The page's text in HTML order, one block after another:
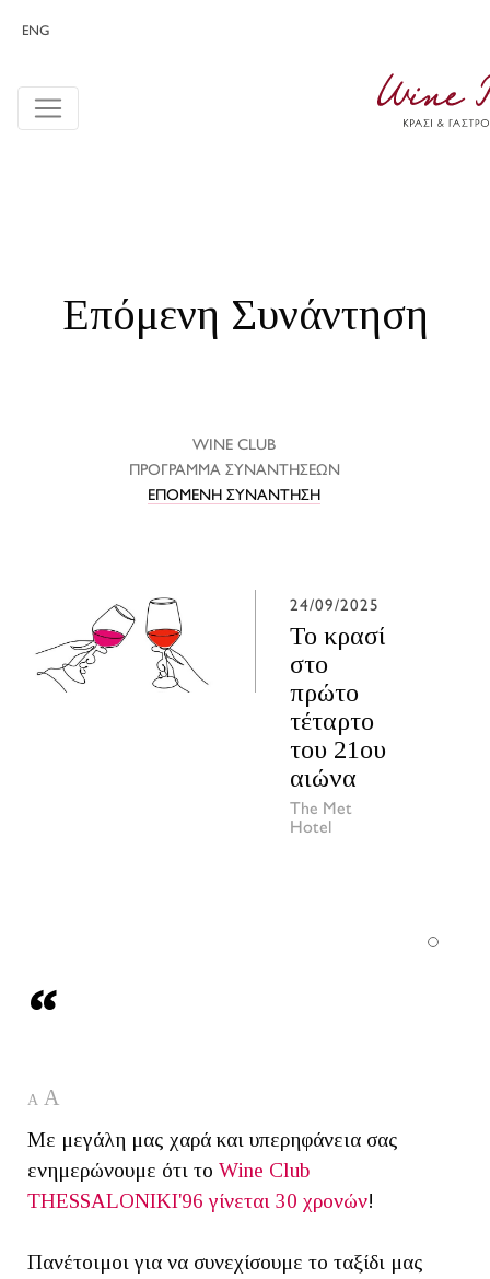
ENG
Επόμενη Συνάντηση
WINE CLUB
ΠΡΟΓΡΑΜΜΑ ΣΥΝΑΝΤΗΣΕΩΝ
ΕΠΟΜΕΝΗ ΣΥΝΑΝΤΗΣΗ
24/09/2025
Το κρασί
στο
πρώτο
τέταρτο
του 21ου
αιώνα
The Met
Hotel
A A
Με μεγάλη μας χαρά και υπερηφάνεια σας
ενημερώνουμε ότι το Wine Club
THESSALONIKI'96 γίνεται 30 χρονών!
Πανέτοιμοι για να συνεχίσουμε το ταξίδι μας